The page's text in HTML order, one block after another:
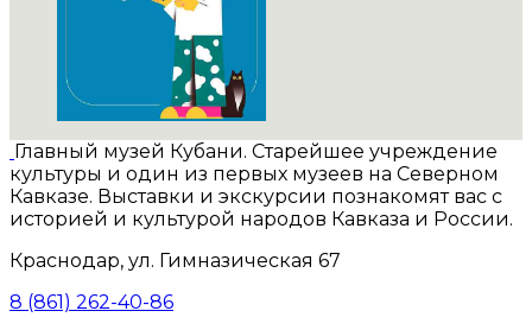
Главный музей Кубани. Старейшее учреждение
культуры и один из первых музеев на Северном
Кавказе. Выставки и экскурсии познакомят вас с
историей и культурой народов Кавказа и России.
Краснодар, ул. Гимназическая 67
8 (861) 262-40-86